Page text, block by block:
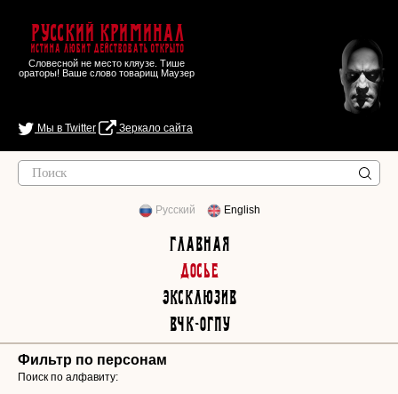
Русский Криминал
Истина любит действовать открыто
Словесной не место кляузе. Тише
ораторы! Ваше слово товарищ Маузер
Мы в Twitter Зеркало сайта
Русский English
Главная
Досье
Эксклюзив
ВЧК-ОГПУ
Фильтр по персонам
Поиск по алфавиту: